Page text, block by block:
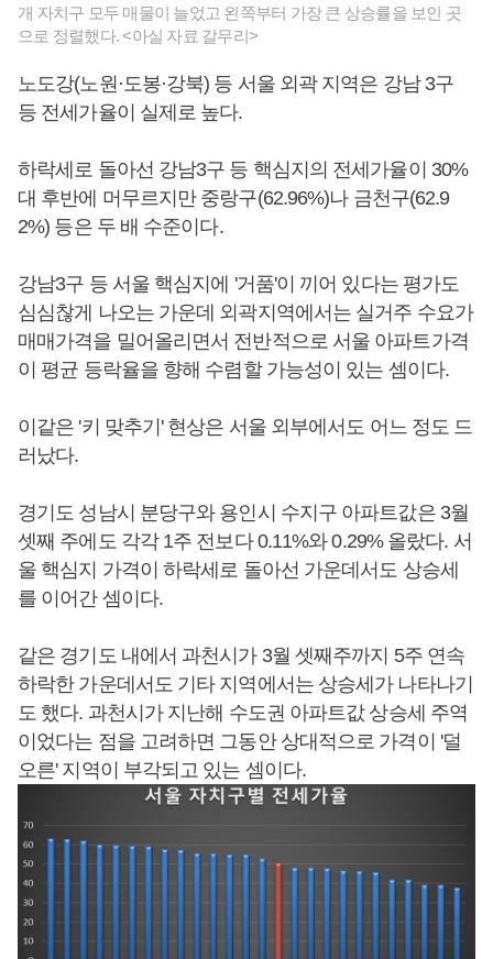
개 자치구 모두 매물이 늘었고 왼쪽부터 가장 큰 상승률을 보인 곳
으로 정렬했다. <아실 자료 갈무리>
노도강(노원·도봉·강북) 등 서울 외곽 지역은 강남 3구
등 전세가율이 실제로 높다.
하락세로 돌아선 강남3구 등 핵심지의 전세가율이 30%
대 후반에 머무르지만 중랑구(62.96%)나 금천구(62.9
2%) 등은 두 배 수준이다.
강남3구 등 서울 핵심지에 '거품'이 끼어 있다는 평가도
심심찮게 나오는 가운데 외곽지역에서는 실거주 수요가
매매가격을 밀어올리면서 전반적으로 서울 아파트가격
이 평균 등락율을 향해 수렴할 가능성이 있는 셈이다.
이같은 '키 맞추기' 현상은 서울 외부에서도 어느 정도 드
러났다.
경기도 성남시 분당구와 용인시 수지구 아파트값은 3월
셋째 주에도 각각 1주 전보다 0.11%와 0.29% 올랐다. 서
울 핵심지 가격이 하락세로 돌아선 가운데서도 상승세
를 이어간 셈이다.
같은 경기도 내에서 과천시가 3월 셋째주까지 5주 연속
하락한 가운데서도 기타 지역에서는 상승세가 나타나기
도 했다. 과천시가 지난해 수도권 아파트값 상승세 주역
이었다는 점을 고려하면 그동안 상대적으로 가격이 '덜
오른' 지역이 부각되고 있는 셈이다.